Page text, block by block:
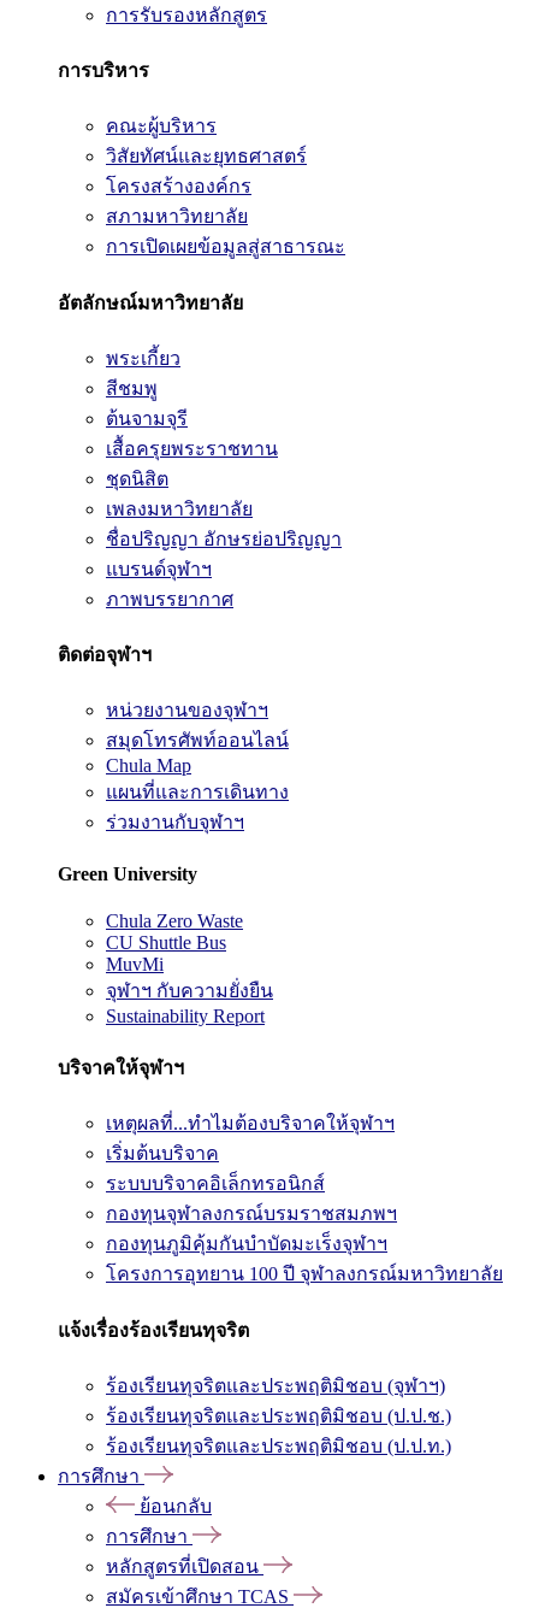
การรับรองหลักสูตร
การบริหาร
คณะผู้บริหาร
วิสัยทัศน์และยุทธศาสตร์
โครงสร้างองค์กร
สภามหาวิทยาลัย
การเปิดเผยข้อมูลสู่สาธารณะ
อัตลักษณ์มหาวิทยาลัย
พระเกี้ยว
สีชมพู
ต้นจามจุรี
เสื้อครุยพระราชทาน
ชุดนิสิต
เพลงมหาวิทยาลัย
ชื่อปริญญา อักษรย่อปริญญา
แบรนด์จุฬาฯ
ภาพบรรยากาศ
ติดต่อจุฬาฯ
หน่วยงานของจุฬาฯ
สมุดโทรศัพท์ออนไลน์
Chula Map
แผนที่และการเดินทาง
ร่วมงานกับจุฬาฯ
Green University
Chula Zero Waste
CU Shuttle Bus
MuvMi
จุฬาฯ กับความยั่งยืน
Sustainability Report
บริจาคให้จุฬาฯ
เหตุผลที่...ทำไมต้องบริจาคให้จุฬาฯ
เริ่มต้นบริจาค
ระบบบริจาคอิเล็กทรอนิกส์
กองทุนจุฬาลงกรณ์บรมราชสมภพฯ
กองทุนภูมิคุ้มกันบำบัดมะเร็งจุฬาฯ
โครงการอุทยาน 100 ปี จุฬาลงกรณ์มหาวิทยาลัย
แจ้งเรื่องร้องเรียนทุจริต
ร้องเรียนทุจริตและประพฤติมิชอบ (จุฬาฯ)
ร้องเรียนทุจริตและประพฤติมิชอบ (ป.ป.ช.)
ร้องเรียนทุจริตและประพฤติมิชอบ (ป.ป.ท.)
การศึกษา
ย้อนกลับ
การศึกษา
หลักสูตรที่เปิดสอน
สมัครเข้าศึกษา TCAS